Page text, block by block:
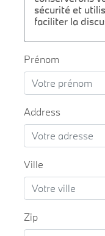
sécurité et
faciliter la
Prénom
Address
Ville
Zip